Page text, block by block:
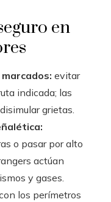
en
evitar
indicada; las
grietas.
o pasar por alto
actúan
y gases.
los perímetros